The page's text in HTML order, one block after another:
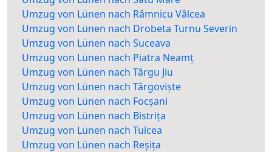
Umzug von Lünen nach Râmnicu Vâlcea
Umzug von Lünen nach Drobeta Turnu Severin
Umzug von Lünen nach Suceava
Umzug von Lünen nach Piatra Neamț
Umzug von Lünen nach Târgu Jiu
Umzug von Lünen nach Târgoviște
Umzug von Lünen nach Focșani
Umzug von Lünen nach Bistrița
Umzug von Lünen nach Tulcea
Umzug von Lünen nach Reșița